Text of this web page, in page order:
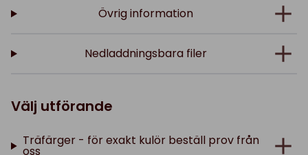
Övrig information
Nedladdningsbara filer
Välj utförande
Träfärger - för exakt kulör beställ prov från
oss